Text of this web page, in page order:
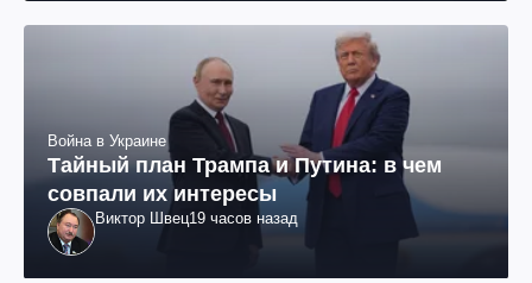
Война в Украине
Тайный план Трампа и Путина: в чем
совпали их интересы
Виктор Швец19 часов назад